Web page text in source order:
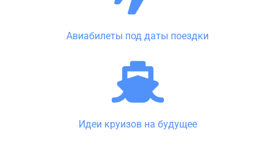
Авиабилеты под даты поездки
Идеи круизов на будущее